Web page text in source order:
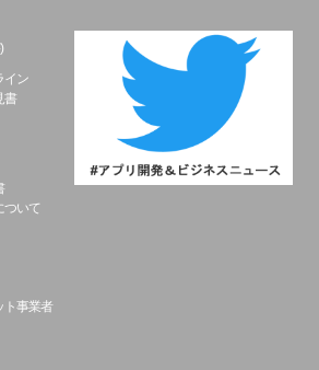
イン
書
ついて
ト事業者